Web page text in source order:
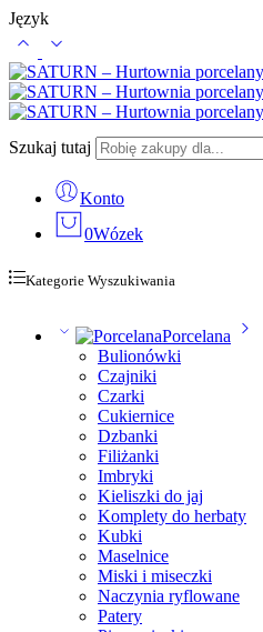
Język
Szukaj tutaj
Konto
0Wózek
Kategorie Wyszukiwania
Porcelana
Bulionówki
Czajniki
Czarki
Cukiernice
Dzbanki
Filiżanki
Imbryki
Kieliszki do jaj
Komplety do herbaty
Kubki
Maselnice
Miski i miseczki
Naczynia ryflowane
Patery